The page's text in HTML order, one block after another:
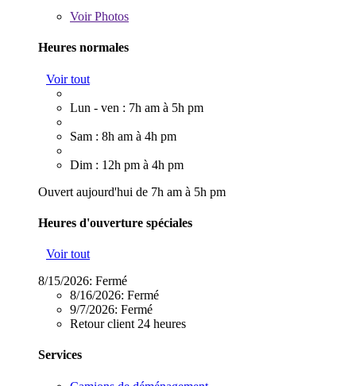
VoirPhotos
Heures normales
Voir tout
Lun - ven : 7h am à 5h pm
Sam : 8h am à 4h pm
Dim : 12h pm à 4h pm
Ouvert aujourd'hui de 7h am à 5h pm
Heures d'ouverture spéciales
Voir tout
8/15/2026: Fermé
8/16/2026: Fermé
9/7/2026: Fermé
Retour client 24 heures
Services